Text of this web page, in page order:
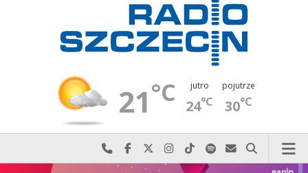
21°C jutro
24°C
pojutrze
30°C
Najlepiej po prostu do nas zadzwoń
Odwiedź nas na Facebook-u
Odwiedź nas na X
Odwiedź nas na Instagram-ie
Odwiedź nas na TikTok-u
Szukaj nas na Spotify
Wyślij do nas
Szukaj